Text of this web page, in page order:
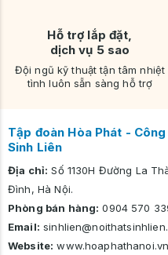
Hỗ trợ lắp đặt,
dịch vụ 5 sao
Đội ngũ kỹ thuật tận tâm nhiệt
tình luôn sẵn sàng hỗ trợ
Tập đoàn Hòa Phát -
Sinh Liên
Địa chỉ: Số 1130H Đường La
Đình, Hà Nội.
Phòng bán hàng: 0904 570
Email:
Website: www.hoaphathanoi.vn